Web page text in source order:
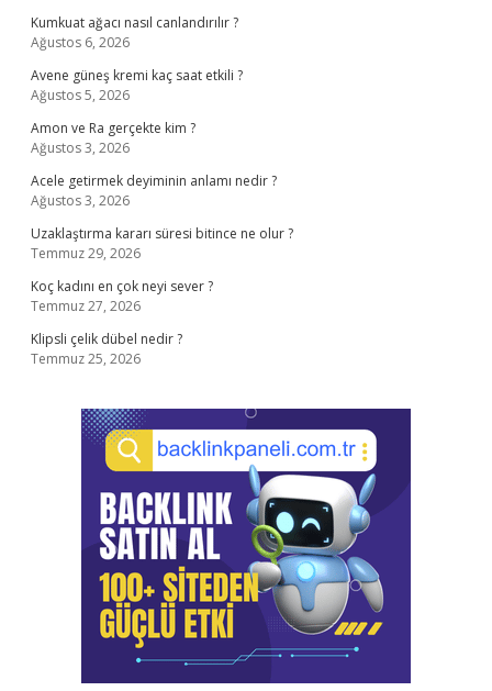
Kumkuat ağacı nasıl canlandırılır ?
Ağustos 6, 2026
Avene güneş kremi kaç saat etkili ?
Ağustos 5, 2026
Amon ve Ra gerçekte kim ?
Ağustos 3, 2026
Acele getirmek deyiminin anlamı nedir ?
Ağustos 3, 2026
Uzaklaştırma kararı süresi bitince ne olur ?
Temmuz 29, 2026
Koç kadını en çok neyi sever ?
Temmuz 27, 2026
Klipsli çelik dübel nedir ?
Temmuz 25, 2026